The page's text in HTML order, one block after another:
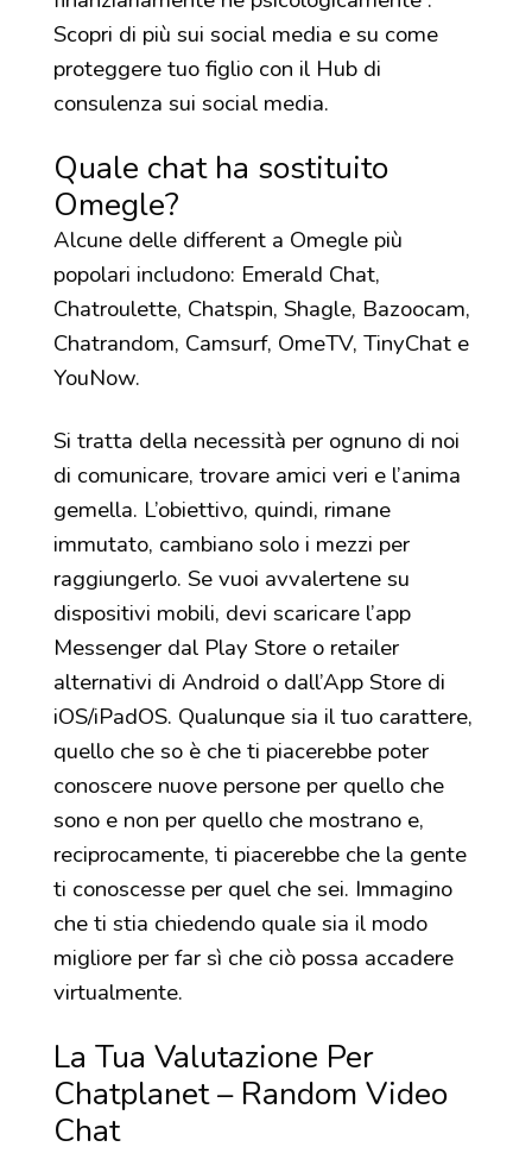
Scopri di più sui social media e su come
proteggere tuo figlio con il Hub di
consulenza sui social media.
Quale chat ha sostituito
Omegle?
Alcune delle different a Omegle più
popolari includono: Emerald Chat,
Chatroulette, Chatspin, Shagle, Bazoocam,
Chatrandom, Camsurf, OmeTV, TinyChat e
YouNow.
Si tratta della necessità per ognuno di noi
di comunicare, trovare amici veri e l’anima
gemella. L’obiettivo, quindi, rimane
immutato, cambiano solo i mezzi per
raggiungerlo. Se vuoi avvalertene su
dispositivi mobili, devi scaricare l’app
Messenger dal Play Store o retailer
alternativi di Android o dall’App Store di
iOS/iPadOS. Qualunque sia il tuo carattere,
quello che so è che ti piacerebbe poter
conoscere nuove persone per quello che
sono e non per quello che mostrano e,
reciprocamente, ti piacerebbe che la gente
ti conoscesse per quel che sei. Immagino
che ti stia chiedendo quale sia il modo
migliore per far sì che ciò possa accadere
virtualmente.
La Tua Valutazione Per
Chatplanet – Random Video
Chat